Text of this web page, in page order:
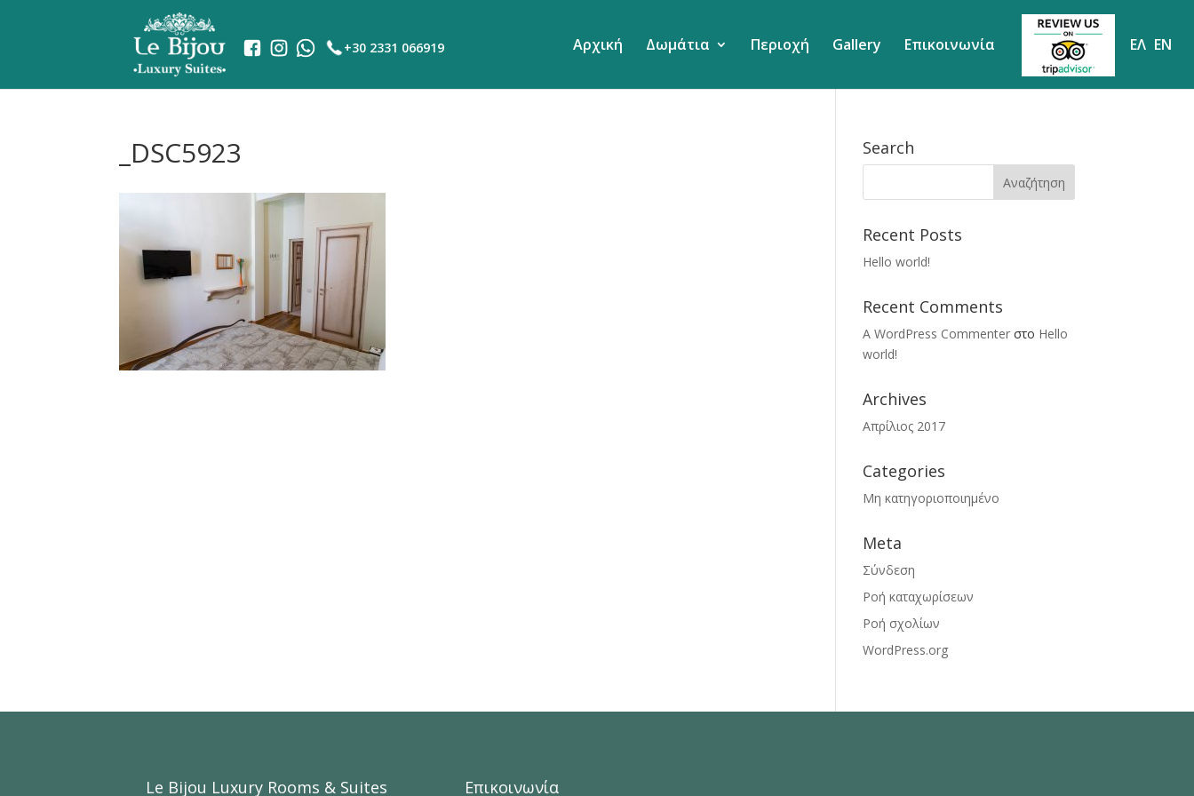
+30 2331 066919 Αρχική Δωμάτια Περιοχή Gallery Επικοινωνία ΕΛ EN
_DSC5923 Search
Recent Posts
Hello world!
Recent Comments
A WordPress Commenterστο Hello
world!
Archives
Απρίλιος 2017
Categories
Μη κατηγοριοποιημένο
Meta
Σύνδεση
Ροή καταχωρίσεων
Ροή σχολίων
WordPress.org
Le Bijou Luxury Rooms & Suites Επικοινωνία